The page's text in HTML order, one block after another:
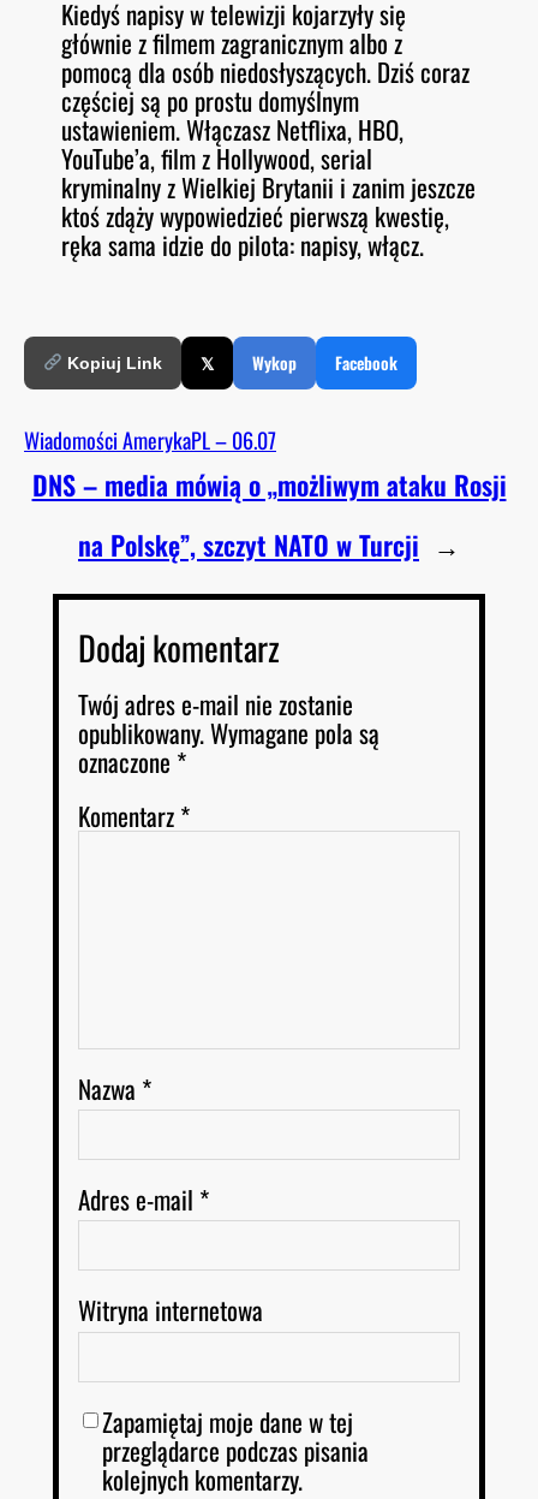
O
D
E
RSS FEED
LINK
EMBED
Kiedyś napisy w telewizji kojarzyły się
głównie z filmem zagranicznym albo z
pomocą dla osób niedosłyszących. Dziś coraz
częściej są po prostu domyślnym
ustawieniem. Włączasz Netflixa, HBO,
YouTube’a, film z Hollywood, serial
kryminalny z Wielkiej Brytanii i zanim jeszcze
ktoś zdąży wypowiedzieć pierwszą kwestię,
ręka sama idzie do pilota: napisy, włącz.
Kopiuj Link 𝕏 Wykop Facebook
Wiadomości AmerykaPL – 06.07
DNS – media mówią o „możliwym ataku Rosji
na Polskę”, szczyt NATO w Turcji →
Dodaj komentarz
Twój adres e-mail nie zostanie
opublikowany.Wymagane pola są
oznaczone *
Komentarz*
Nazwa *
Adres e-mail *
Witryna internetowa
Zapamiętaj moje dane w tej
przeglądarce podczas pisania
kolejnych komentarzy.